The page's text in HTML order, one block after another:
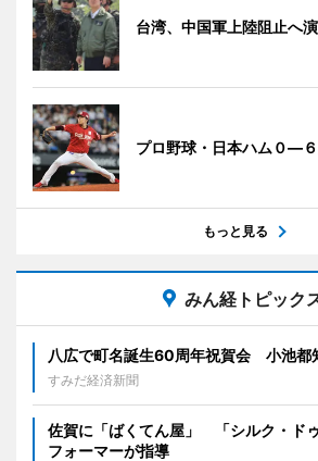
台湾、中国軍上陸阻止へ
プロ野球・日本ハム０―
もっと見る
みん経トピック
八広で町名誕生60周年祝賀会 小池都
すみだ経済新聞
佐賀に「ばくてん屋」 「シルク・ド
フォーマーが指導